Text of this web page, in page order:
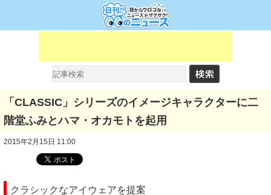
「CLASSIC」シリーズのイメージキャラクターに二
階堂ふみとハマ・オカモトを起用
2015年2月15日 11:00
クラシックなアイウェアを提案